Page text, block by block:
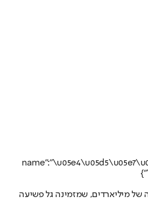
של מיליארדים, שמזמינה גל פשיעה